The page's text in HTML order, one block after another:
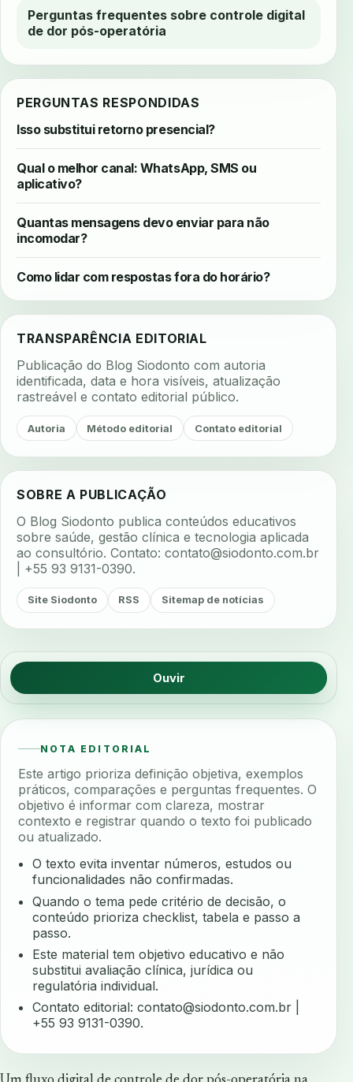
Perguntas frequentes sobre controle digital
de dor pós-operatória
PERGUNTAS RESPONDIDAS
Isso substitui retorno presencial?
Qual o melhor canal: WhatsApp, SMS ou
aplicativo?
Quantas mensagens devo enviar para não
incomodar?
Como lidar com respostas fora do horário?
TRANSPARÊNCIA EDITORIAL
Publicação do Blog Siodonto com autoria
identificada, data e hora visíveis, atualização
rastreável e contato editorial público.
Autoria Método editorial Contato editorial
SOBRE A PUBLICAÇÃO
O Blog Siodonto publica conteúdos educativos
sobre saúde, gestão clínica e tecnologia aplicada
ao consultório. Contato: contato@siodonto.com.br
| +55 93 9131-0390.
Site Siodonto RSS Sitemap de notícias
Ouvir
NOTA EDITORIAL
Este artigo prioriza definição objetiva, exemplos
práticos, comparações e perguntas frequentes. O
objetivo é informar com clareza, mostrar
contexto e registrar quando o texto foi publicado
ou atualizado.
O texto evita inventar números, estudos ou
funcionalidades não confirmadas.
Quando o tema pede critério de decisão, o
conteúdo prioriza checklist, tabela e passo a
passo.
Este material tem objetivo educativo e não
substitui avaliação clínica, jurídica ou
regulatória individual.
Contato editorial:contato@siodonto.com.br
+55 93 9131-0390.